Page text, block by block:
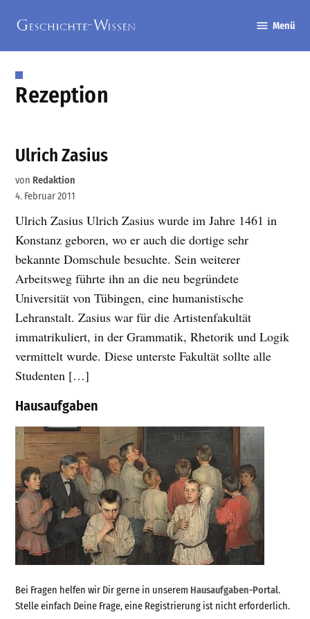
Inhalt
springen
Wissen
Menü
Rezeption
Ulrich Zasius
von Redaktion
4. Februar 2011
Ulrich Zasius Ulrich Zasius wurde im Jahre 1461 in
Konstanz geboren, wo er auch die dortige sehr
bekannte Domschule besuchte. Sein weiterer
Arbeitsweg führte ihn an die neu begründete
Universität von Tübingen, eine humanistische
Lehranstalt. Zasius war für die Artistenfakultät
immatrikuliert, in der Grammatik, Rhetorik und Logik
vermittelt wurde. Diese unterste Fakultät sollte alle
Studenten […]
Hausaufgaben
Bei Fragen helfen wir Dir gerne in unserem Hausaufgaben-Portal.
Stelle einfach Deine Frage, eine Registrierung ist nicht erforderlich.